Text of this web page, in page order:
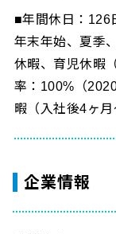
■年間休日：126
年末年始、夏季
休暇、育児休暇
率：100%（
暇（入社後4ヶ月
企業情報